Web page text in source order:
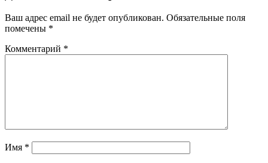
Ваш адрес email не будет опубликован. Обязательные поля
помечены *
Комментарий *
Имя *